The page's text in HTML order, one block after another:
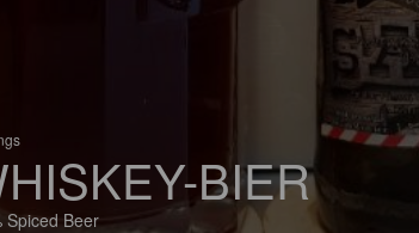
BIER
Spiced Beer